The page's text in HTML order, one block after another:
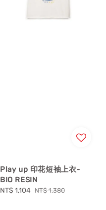
Play up 印花短袖上衣-
BIO RESIN
Sale
NT$ 1,104 Regular
NT$ 1,380